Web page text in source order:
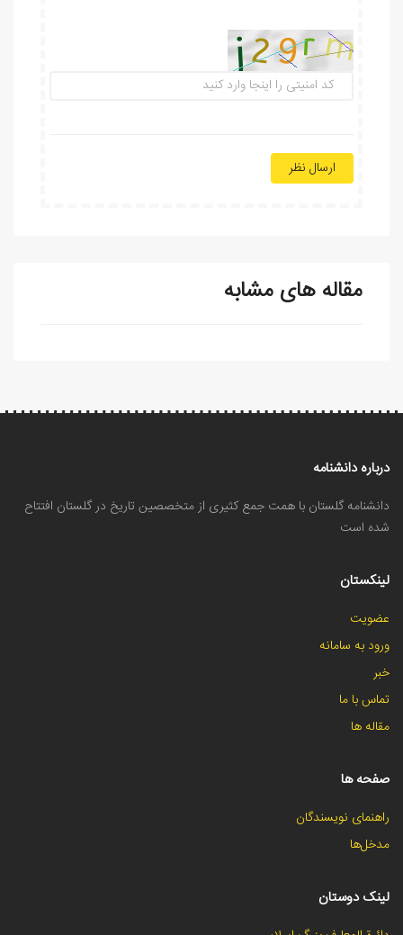
ارسال نظر
مقاله های مشابه
درباره دانشنامه
دانشنامه گلستان با همت جمع کثیری از متخصصین تاریخ در گلستان افتتاح
شده است
لینکستان
عضویت
ورود به سامانه
خبر
تماس با ما
مقاله ها
صفحه ها
راهنمای نویسندگان
مدخل‌ها
لینک دوستان